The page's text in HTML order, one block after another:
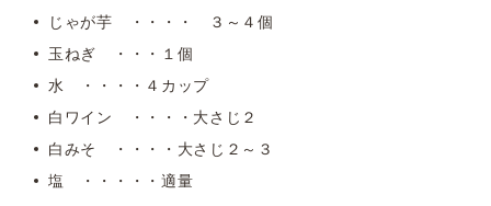
じゃが芋 ・・・・ ３～４個
玉ねぎ ・・・１個
水 ・・・・４カップ
白ワイン ・・・・大さじ２
白みそ ・・・・大さじ２～３
塩 ・・・・・適量